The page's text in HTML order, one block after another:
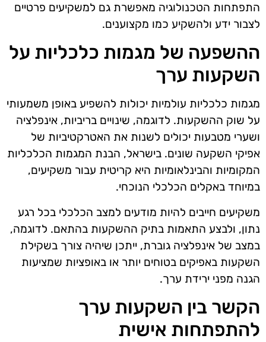
התפתחות הטכנולוגיה מאפשרת גם למשקיעים פרטיים
לצבור ידע ולהשקיע כמו מקצוענים.
ההשפעה של מגמות כלכליות על
השקעות ערך
מגמות כלכליות עולמיות יכולות להשפיע באופן משמעותי
על שוק ההשקעות. לדוגמה, שינויים בריביות, אינפלציה
ושערי מטבעות יכולים לשנות את האטרקטיביות של
אפיקי השקעה שונים. בישראל, הבנת המגמות הכלכליות
המקומיות והבינלאומיות היא קריטית עבור משקיעים,
במיוחד באקלים הכלכלי הנוכחי.
משקיעים חייבים להיות מודעים למצב הכלכלי בכל רגע
נתון, ולבצע התאמות בתיק ההשקעות בהתאם. לדוגמה,
במצב של אינפלציה גוברת, ייתכן שיהיה צורך בשקילת
השקעות באפיקים בטוחים יותר או באופציות שמציעות
הגנה מפני ירידת ערך.
הקשר בין השקעות ערך
להתפתחות אישית